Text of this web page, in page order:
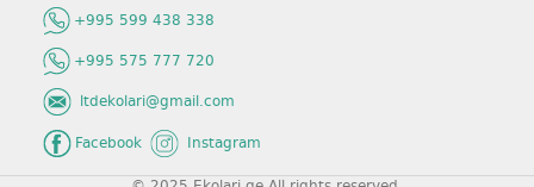
+995 599 438 338
+995 575 777 720
ltdekolari@gmail.com
Facebook
Instagram